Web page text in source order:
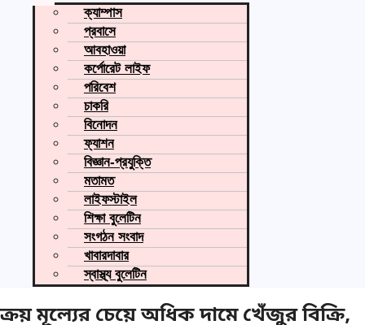
ক্যাম্পাস
প্রবাসে
আবহাওয়া
কর্পোরেট লাইফ
পরিবেশ
চাকরি
বিনোদন
ফ্যাশন
বিজ্ঞান-প্রযুক্তি
মতামত
লাইফস্টাইল
শিক্ষা বুলেটিন
সংগঠন সংবাদ
খাবারদাবার
স্বাস্থ্য বুলেটিন
ক্রয় মূল্যের চেয়ে অধিক দামে খেঁজুর বিক্রি,